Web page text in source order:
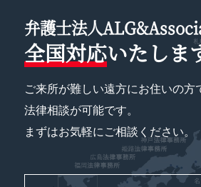
弁護士法人
全国対応いたしま
ご来所が難しい遠方にお住いの方
法律相談が可能です。
まずはお気軽にご相談ください。